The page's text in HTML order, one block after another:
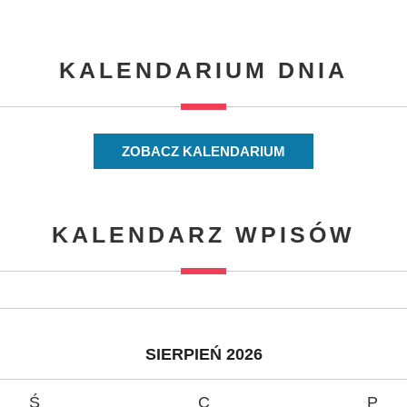
KALENDARIUM DNIA
ZOBACZ KALENDARIUM
KALENDARZ WPISÓW
SIERPIEŃ 2026
Ś C P